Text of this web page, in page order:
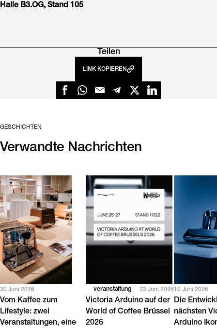
Halle B3.OG, Stand 105
Teilen
LINK KOPIEREN
GESCHICHTEN
Verwandte Nachrichten
30 Juni 2026
Vom Kaffee zum
Lifestyle: zwei
Veranstaltungen, eine
veranstaltung 23 Juni 2026
Victoria Arduino auf der
World of Coffee Brüssel
2026
10 Juni 2026
Die
nächsten
Arduino